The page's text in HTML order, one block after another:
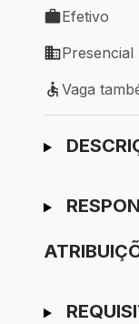
Tipo de vaga:
Efetivo
Modelo de
Presencial
Vaga
Vaga
Ir para